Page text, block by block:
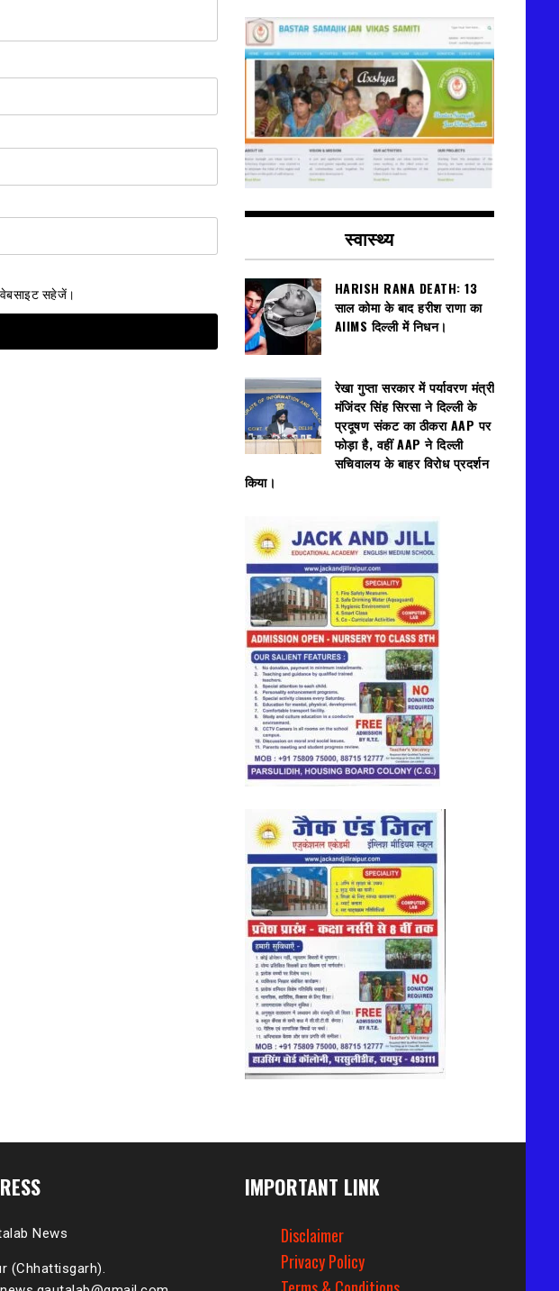
वेबसाइट सहेजें।
स्वास्थ्य
HARISH RANA DEATH: 13
साल कोमा के बाद हरीश राणा का
AIIMS दिल्ली में निधन।
रेखा गुप्ता सरकार में पर्यावरण मंत्री
मंजिंदर सिंह सिरसा ने दिल्ली के
प्रदूषण संकट का ठीकरा AAP पर
फोड़ा है, वहीं AAP ने दिल्ली
सचिवालय के बाहर विरोध प्रदर्शन
किया।
News
(Chhattisgarh).
IMPORTANT LINK
Disclaimer
Privacy Policy